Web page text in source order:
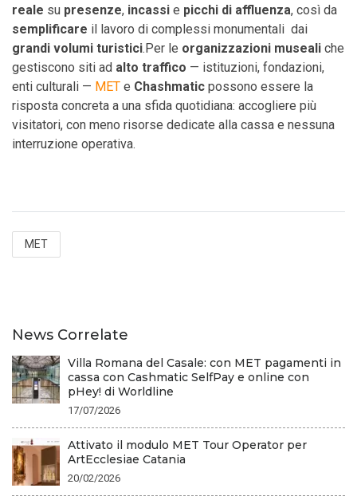
reale su presenze, incassi e picchi di affluenza, così da
semplificare il lavoro di complessi monumentali dai
grandi volumi turistici.Per le organizzazioni museali che
gestiscono siti ad alto traffico — istituzioni, fondazioni,
enti culturali — MET e Chashmatic possono essere la
risposta concreta a una sfida quotidiana: accogliere più
visitatori, con meno risorse dedicate alla cassa e nessuna
interruzione operativa.
MET
News Correlate
Villa Romana del Casale: con MET pagamenti in
cassa con Cashmatic SelfPay e online con
pHey! di Worldline
17/07/2026
Attivato il modulo MET Tour Operator per
ArtEcclesiae Catania
20/02/2026